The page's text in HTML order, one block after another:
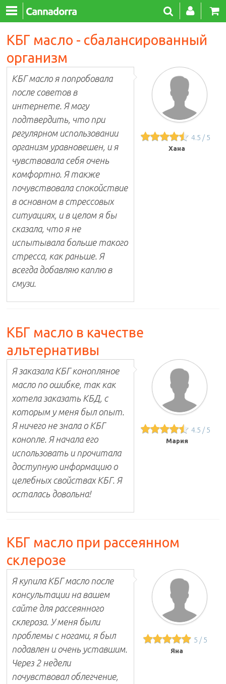
КБГ масло - сбалансированный
организм
КБГ масло я попробовала
после советов в
интернете. Я могу
подтвердить, что при
регулярном использовании
организм уравновешен, и я
чувствовала себя очень
комфортно. Я также
почувствовала спокойствие
в основном в стрессовых
ситуациях, и в целом я бы
сказала, что я не
испытывала больше такого
стресса, как раньше. Я
всегда добавляю каплю в
смузи.
4.5 / 5
Хана
КБГ масло в качестве
альтернативы
Я заказала КБГ конопляное
масло по ошибке, так как
хотела заказать КБД, с
которым у меня был опыт.
Я ничего не знала о КБГ
конопле. Я начала его
использовать и прочитала
доступную информацию о
целебных свойствах КБГ. Я
осталась довольна!
4.5 / 5
Мария
КБГ масло при рассеянном
склерозе
Я купила КБГ масло после
консультации на вашем
сайте для рассеянного
склероза. У меня были
проблемы с ногами, я был
подавлен и очень уставшим.
Через 2 недели
почувствовал облегчение,
5 / 5
Яна